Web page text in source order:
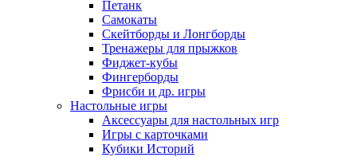
Петанк
Самокаты
Скейтборды и Лонгборды
Тренажеры для прыжков
Фиджет-кубы
Фингерборды
Фрисби и др. игры
Настольные игры
Аксессуары для настольных игр
Игры с карточками
Кубики Историй